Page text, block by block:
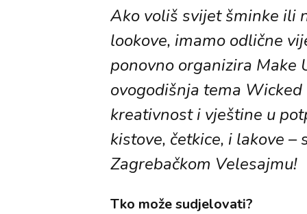
Ako voliš svijet šminke ili
lookove, imamo odlične
ponovno organizira Make
ovogodišnja tema
kreativnost i vještine u
kistove, četkice, i lakove
Zagrebačkom Velesajmu!
Tko može sudjelovati?